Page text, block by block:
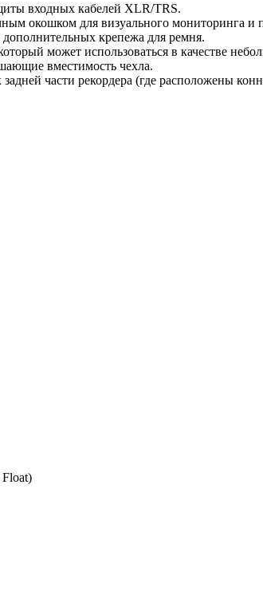
входных кабелей XLR/TRS.
окошком для визуального мониторинга и
крепежа для ремня.
может использоваться в качестве
вместимость чехла.
части рекордера (где расположены